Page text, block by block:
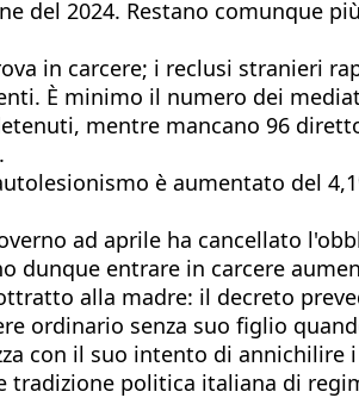
del 2024. Restano comunque
in carcere; i reclusi stranieri
È minimo il numero dei
mentre mancano 96
è aumentato del
ad aprile ha cancellato
entrare in carcere
alla madre: il decreto
ordinario senza suo figlio
con il suo intento di annichilire
politica italiana di